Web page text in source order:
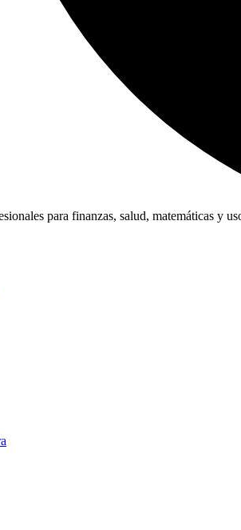
para finanzas, salud, matemáticas y